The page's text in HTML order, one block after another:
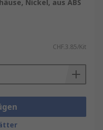
Nickel, aus ABS
CHF.3.85/Kit